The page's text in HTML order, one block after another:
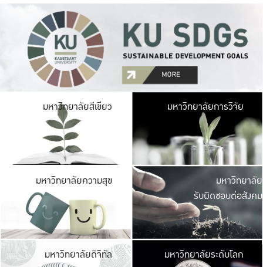
มหาวิทยาลัยสีเขียว มหาวิ
มีพื้นที่เขียวสดใส
เป็นป่าในเมือง เกษต
มหาวิทยาลัยการวิจัย
มหาวิทยาลัยความสุข มหาวิ
ค
เปิดประ
และพบเรื่องราวใ
มหาวิทยาลัย
รับผิดชอบต่อสังคม
มหาวิทยาลัยดิจิทัล มหาวิ
มหาวิทยาลัยระดับโลก